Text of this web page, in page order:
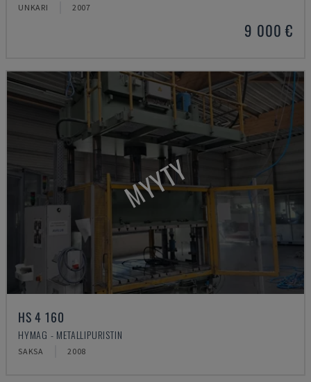
UNKARI 2007
9 000 €
MYYTY
HS 4 160
HYMAG - METALLIPURISTIN
SAKSA 2008